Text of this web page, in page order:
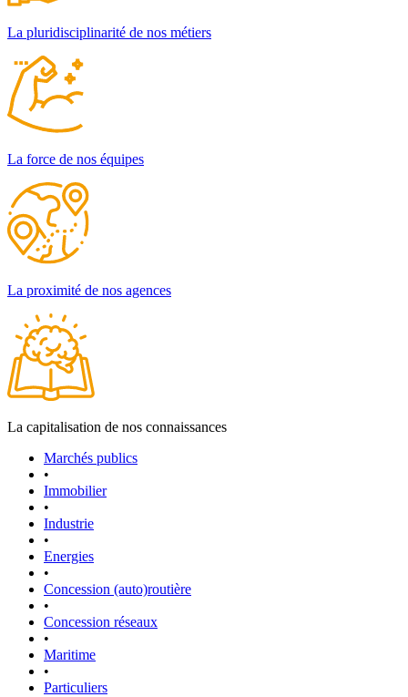
La pluridisciplinarité de nos métiers
La force de nos équipes
La proximité de nos agences
La capitalisation de nos connaissances
Marchés publics
•
Immobilier
•
Industrie
•
Energies
•
Concession (auto)routière
•
Concession réseaux
•
Maritime
•
Particuliers